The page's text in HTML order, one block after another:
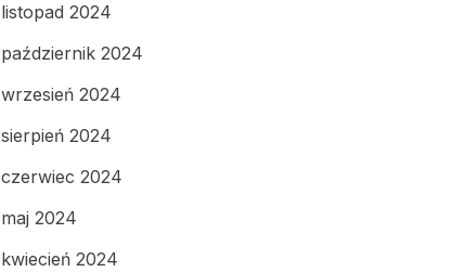
listopad 2024
październik 2024
wrzesień 2024
sierpień 2024
czerwiec 2024
maj 2024
kwiecień 2024